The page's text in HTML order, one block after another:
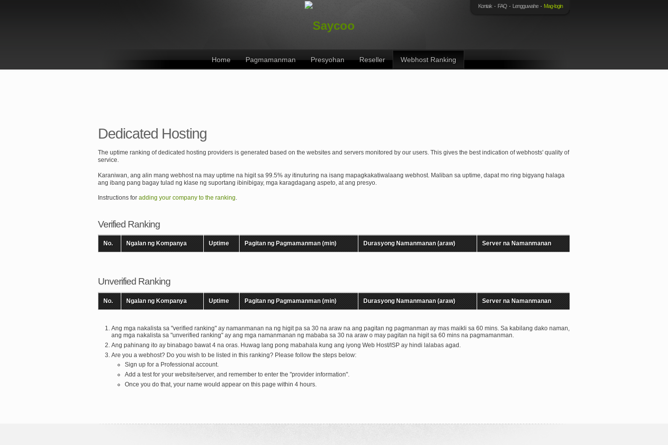
Kontak FAQ Lengguwahe Mag-login
Home Pagmamanman Presyohan Reseller Webhost Ranking
Dedicated Hosting
The uptime ranking of dedicated hosting providers is generated based on the websites and servers monitored by our users. This gives the best indication of webhosts' quality of
service.
Karaniwan, ang alin mang webhost na may uptime na higit sa 99.5% ay itinuturing na isang mapagkakatiwalaang webhost. Maliban sa uptime, dapat mo ring bigyang halaga
ang ibang pang bagay tulad ng klase ng suportang ibinibigay, mga karagdagang aspeto, at ang presyo.
Instructions for adding your company to the ranking.
Verified Ranking
No. Ngalan ng Kompanya Uptime Pagitan ng Pagmamanman (min) Durasyong Namanmanan (araw) Server na Namanmanan
Unverified Ranking
No. Ngalan ng Kompanya Uptime Pagitan ng Pagmamanman (min) Durasyong Namanmanan (araw) Server na Namanmanan
Ang mga nakalista sa "verified ranking" ay namanmanan na ng higit pa sa 30 na araw na ang pagitan ng pagmanman ay mas maikli sa 60 mins. Sa kabilang dako naman,
ang mga nakalista sa "unverified ranking" ay ang mga namanmanan ng mababa sa 30 na araw o may pagitan na higit sa 60 mins na pagmamanman.
Ang pahinang ito ay binabago bawat 4 na oras. Huwag lang pong mabahala kung ang iyong Web Host/ISP ay hindi lalabas agad.
Are you a webhost? Do you wish to be listed in this ranking? Please follow the steps below:
Sign up for a Professional account.
Add a test for your website/server, and remember to enter the "provider information".
Once you do that, your name would appear on this page within 4 hours.